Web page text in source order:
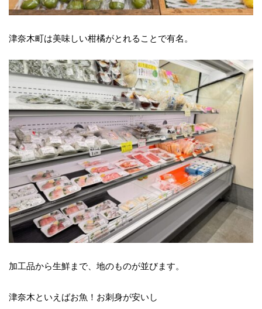
津奈木町は美味しい柑橘がとれることで有名。
加工品から生鮮まで、地のものが並びます。
津奈木といえばお魚！お刺身が安いし